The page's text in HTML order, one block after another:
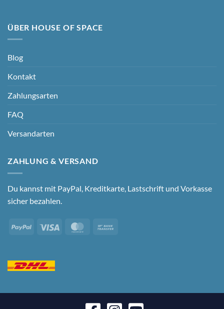
ÜBER HOUSE OF SPACE
Blog
Kontakt
Zahlungsarten
FAQ
Versandarten
ZAHLUNG & VERSAND
Du kannst mit PayPal, Kreditkarte, Lastschrift und Vorkasse
sicher bezahlen.
PayPal Visa MasterCard